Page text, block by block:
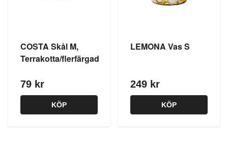
COSTA Skål M,
Terrakotta/flerfärgad
79 kr
KÖP
LEMONA Vas S
249 kr
KÖP